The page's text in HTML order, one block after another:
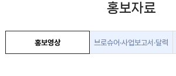
홍보자료
홍보영상 브로슈어·사업보고서·달력